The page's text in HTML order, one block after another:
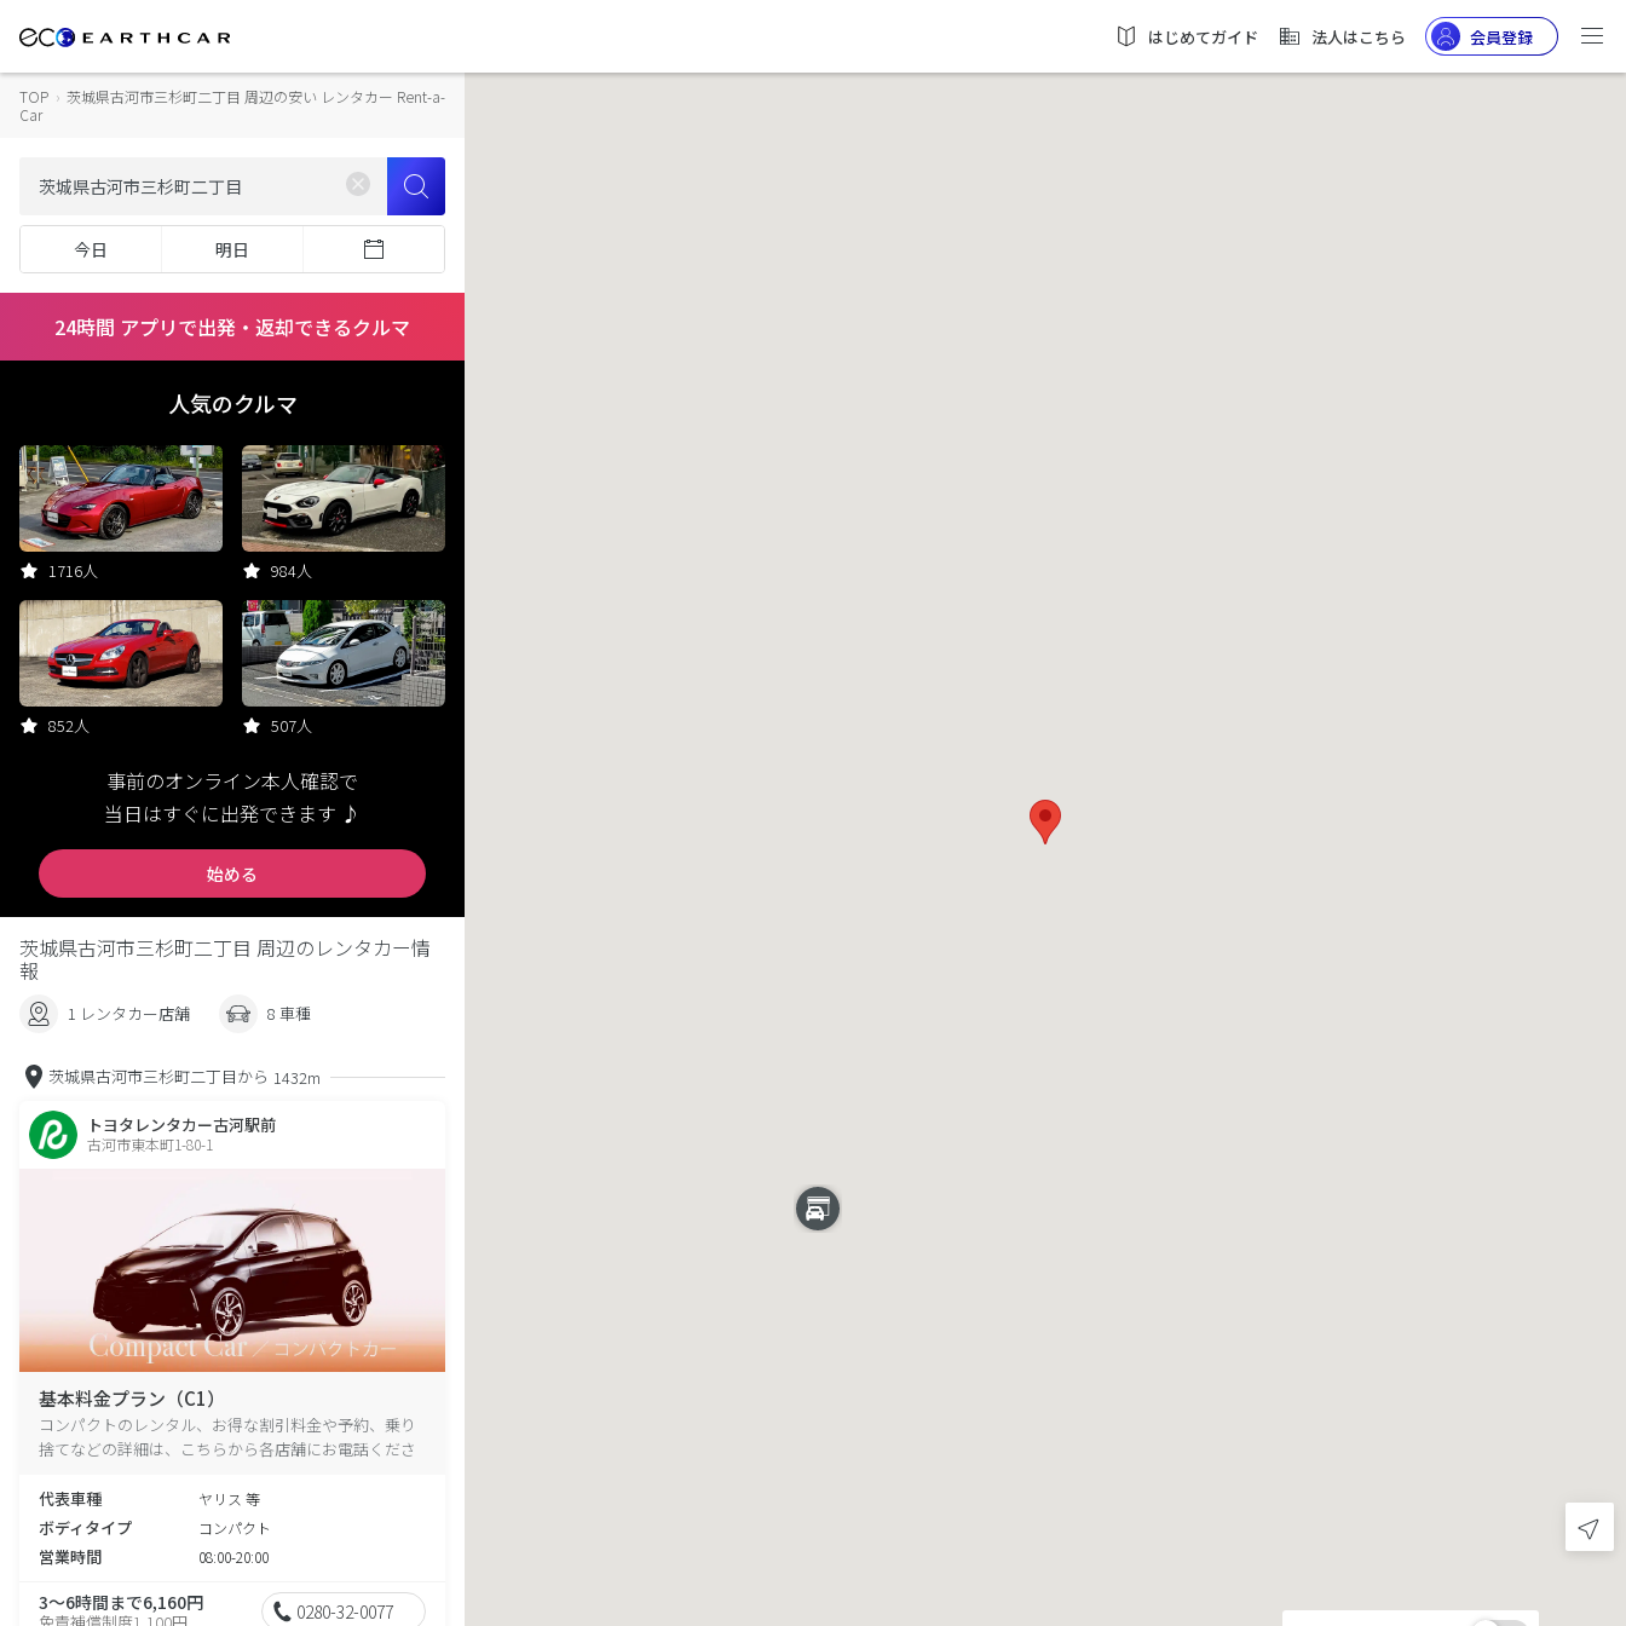
はじめてガイド 法人はこちら 会員登録
TOP › 茨城県古河市三杉町二丁目 周辺の安い レンタカー Rent-a-
Car
今日 明日
24時間 アプリで出発・返却できるクルマ
人気のクルマ
1716人 984人
852人 507人
事前のオンライン本人確認で
当日はすぐに出発できます ♪
始める
茨城県古河市三杉町二丁目 周辺のレンタカー情
報
1 レンタカー店舗 8 車種
茨城県古河市三杉町二丁目から 1432m
トヨタレンタカー古河駅前
古河市東本町1-80-1
基本料金プラン（C1）
コンパクトのレンタル、お得な割引料金や予約、乗り
捨てなどの詳細は、こちらから各店舗にお電話くださ
代表車種
ヤリス 等
ボディタイプ コンパクト
営業時間 08:00-20:00
3～6時間まで6,160円
免責補償制度1,100円 0280-32-0077